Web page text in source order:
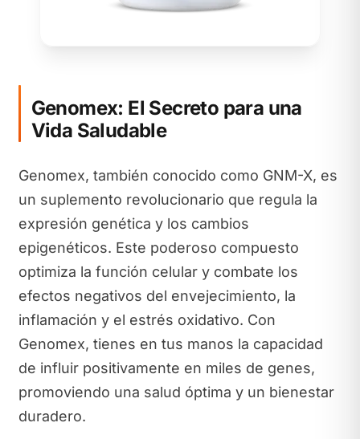
Genomex: El Secreto para una
Vida Saludable
Genomex, también conocido como GNM-X, es
un suplemento revolucionario que regula la
expresión genética y los cambios
epigenéticos. Este poderoso compuesto
optimiza la función celular y combate los
efectos negativos del envejecimiento, la
inflamación y el estrés oxidativo. Con
Genomex, tienes en tus manos la capacidad
de influir positivamente en miles de genes,
promoviendo una salud óptima y un bienestar
duradero.